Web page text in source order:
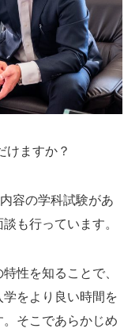
けますか？
容の学科試験があ
も行っています。
性を知ることで、
をより良い時間を
そこであらかじめ